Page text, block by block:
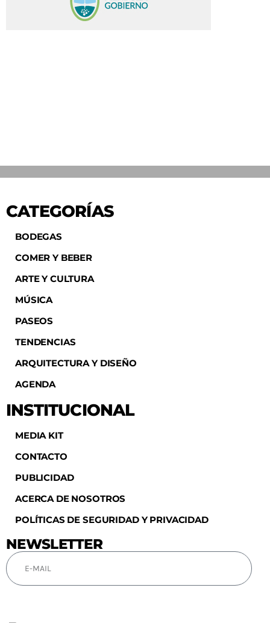
CATEGORÍAS
BODEGAS
COMER Y BEBER
ARTE Y CULTURA
MÚSICA
PASEOS
TENDENCIAS
ARQUITECTURA Y DISEÑO
AGENDA
INSTITUCIONAL
MEDIA KIT
CONTACTO
PUBLICIDAD
ACERCA DE NOSOTROS
POLÍTICAS DE SEGURIDAD Y PRIVACIDAD
NEWSLETTER